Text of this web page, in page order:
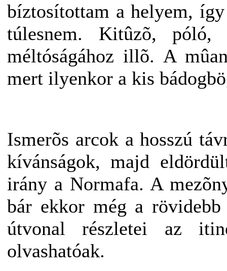
bíztosítottam a helyem,
túlesnem. Kitûzõ,
méltóságához illõ. A
mert ilyenkor a kis
Ismerõs arcok a hosszú
kívánságok, majd
irány a Normafa. A
bár ekkor még a
útvonal részletei az
olvashatóak.